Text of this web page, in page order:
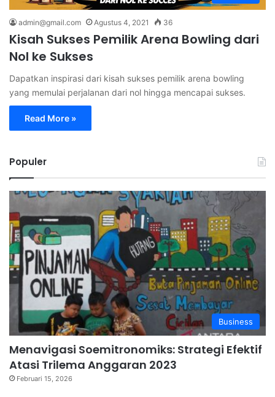
admin@gmail.com Agustus 4, 2021 36
Kisah Sukses Pemilik Arena Bowling dari
Nol ke Sukses
Dapatkan inspirasi dari kisah sukses pemilik arena bowling
yang memulai perjalanan dari nol hingga mencapai sukses.
Read More »
Populer
Business
Menavigasi Soemitronomiks: Strategi Efektif
Atasi Trilema Anggaran 2023
Februari 15, 2026